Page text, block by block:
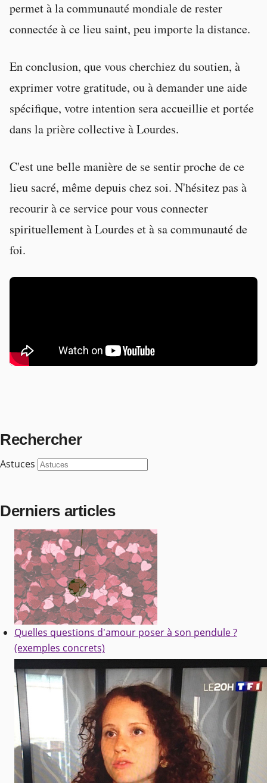
permet à la communauté mondiale de rester
connectée à ce lieu saint, peu importe la distance.
En conclusion, que vous cherchiez du soutien, à
exprimer votre gratitude, ou à demander une aide
spécifique, votre intention sera accueillie et portée
dans la prière collective à Lourdes.
C'est une belle manière de se sentir proche de ce
lieu sacré, même depuis chez soi. N'hésitez pas à
recourir à ce service pour vous connecter
spirituellement à Lourdes et à sa communauté de
foi.
Rechercher
Astuces
Derniers articles
Quelles questions d'amour poser à son pendule ?
(exemples concrets)